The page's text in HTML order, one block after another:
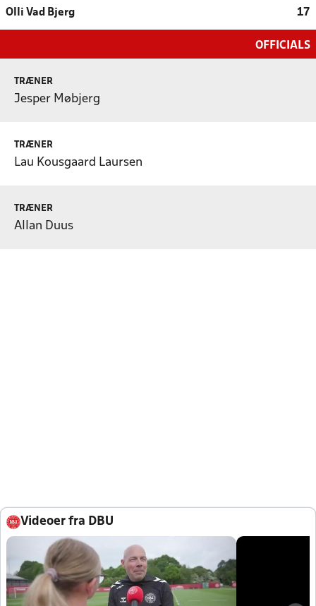
Olli Vad Bjerg 17
OFFICIALS
TRÆNER
Jesper Møbjerg
TRÆNER
Lau Kousgaard Laursen
TRÆNER
Allan Duus
Videoer fra DBU